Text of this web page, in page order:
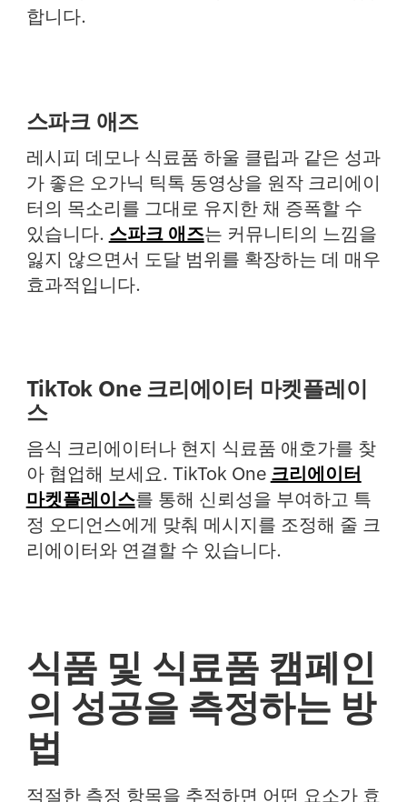
합니다.
스파크 애즈
레시피 데모나 식료품 하울 클립과 같은 성과
가 좋은 오가닉 틱톡 동영상을 원작 크리에이
터의 목소리를 그대로 유지한 채 증폭할 수
있습니다. 스파크 애즈는 커뮤니티의 느낌을
잃지 않으면서 도달 범위를 확장하는 데 매우
효과적입니다.
TikTok One 크리에이터 마켓플레이
스
음식 크리에이터나 현지 식료품 애호가를 찾
아 협업해 보세요. TikTok One 크리에이터
마켓플레이스를 통해 신뢰성을 부여하고 특
정 오디언스에게 맞춰 메시지를 조정해 줄 크
리에이터와 연결할 수 있습니다.
식품 및 식료품 캠페인
의 성공을 측정하는 방
법
적절한 측정 항목을 추적하면 어떤 요소가 효